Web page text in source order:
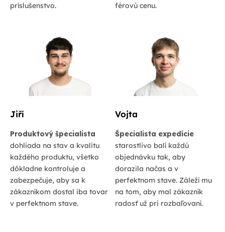
príslušenstvo.
férovú cenu.
Jiří
Produktový špecialista
dohliada na stav a kvalitu
každého produktu, všetko
dôkladne kontroluje a
zabezpečuje, aby sa k
zákazníkom dostal iba tovar
v perfektnom stave.
Vojta
Špecialista expedície
starostlivo balí každú
objednávku tak, aby
dorazila načas a v
perfektnom stave. Záleží mu
na tom, aby mal zákazník
radosť už pri rozbaľovaní.